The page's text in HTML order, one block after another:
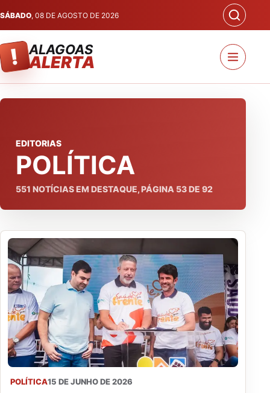
SÁBADO, 08 DE AGOSTO DE 2026
! ALAGOAS
ALERTA
EDITORIAS
POLÍTICA
551 NOTÍCIAS EM DESTAQUE, PÁGINA 53DE 92
POLÍTICA15 DE JUNHO DE 2026